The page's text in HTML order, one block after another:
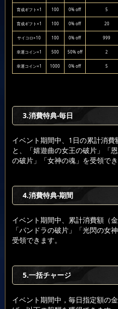
育成ギフト×1 100 0% off 5
育成ギフト×1 100 0% off 20
サイコロ×10 100 0% off 999
幸運コイン×1 500 50% off 2
幸運コイン×1 1000 0% off 5
3.消費特典-毎日
イベント期間中、1日の累計消
と、「嬉遊曲の女王の破片」「
の破片」「女神の魂」を受領でき
4.消費特典-期間
イベント期間中、累計消費額（
「パンドラの破片」「光閃の女
受領できます。
5.一括チャージ
イベント期間中，毎日指定額の